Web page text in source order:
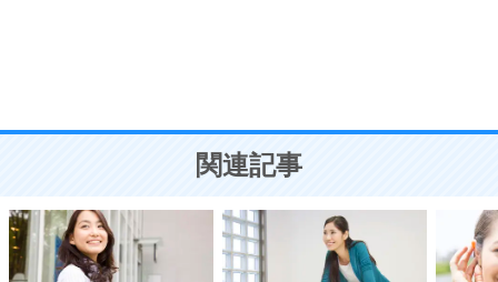
ことが大切。
関連記事